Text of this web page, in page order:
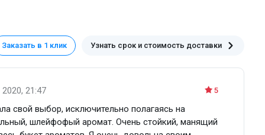
Заказать в 1 клик Узнать срок и стоимость доставки
5
21:47
свой выбор, исключительно полагаясь на
шлейфофый аромат. Очень стойкий, манящий